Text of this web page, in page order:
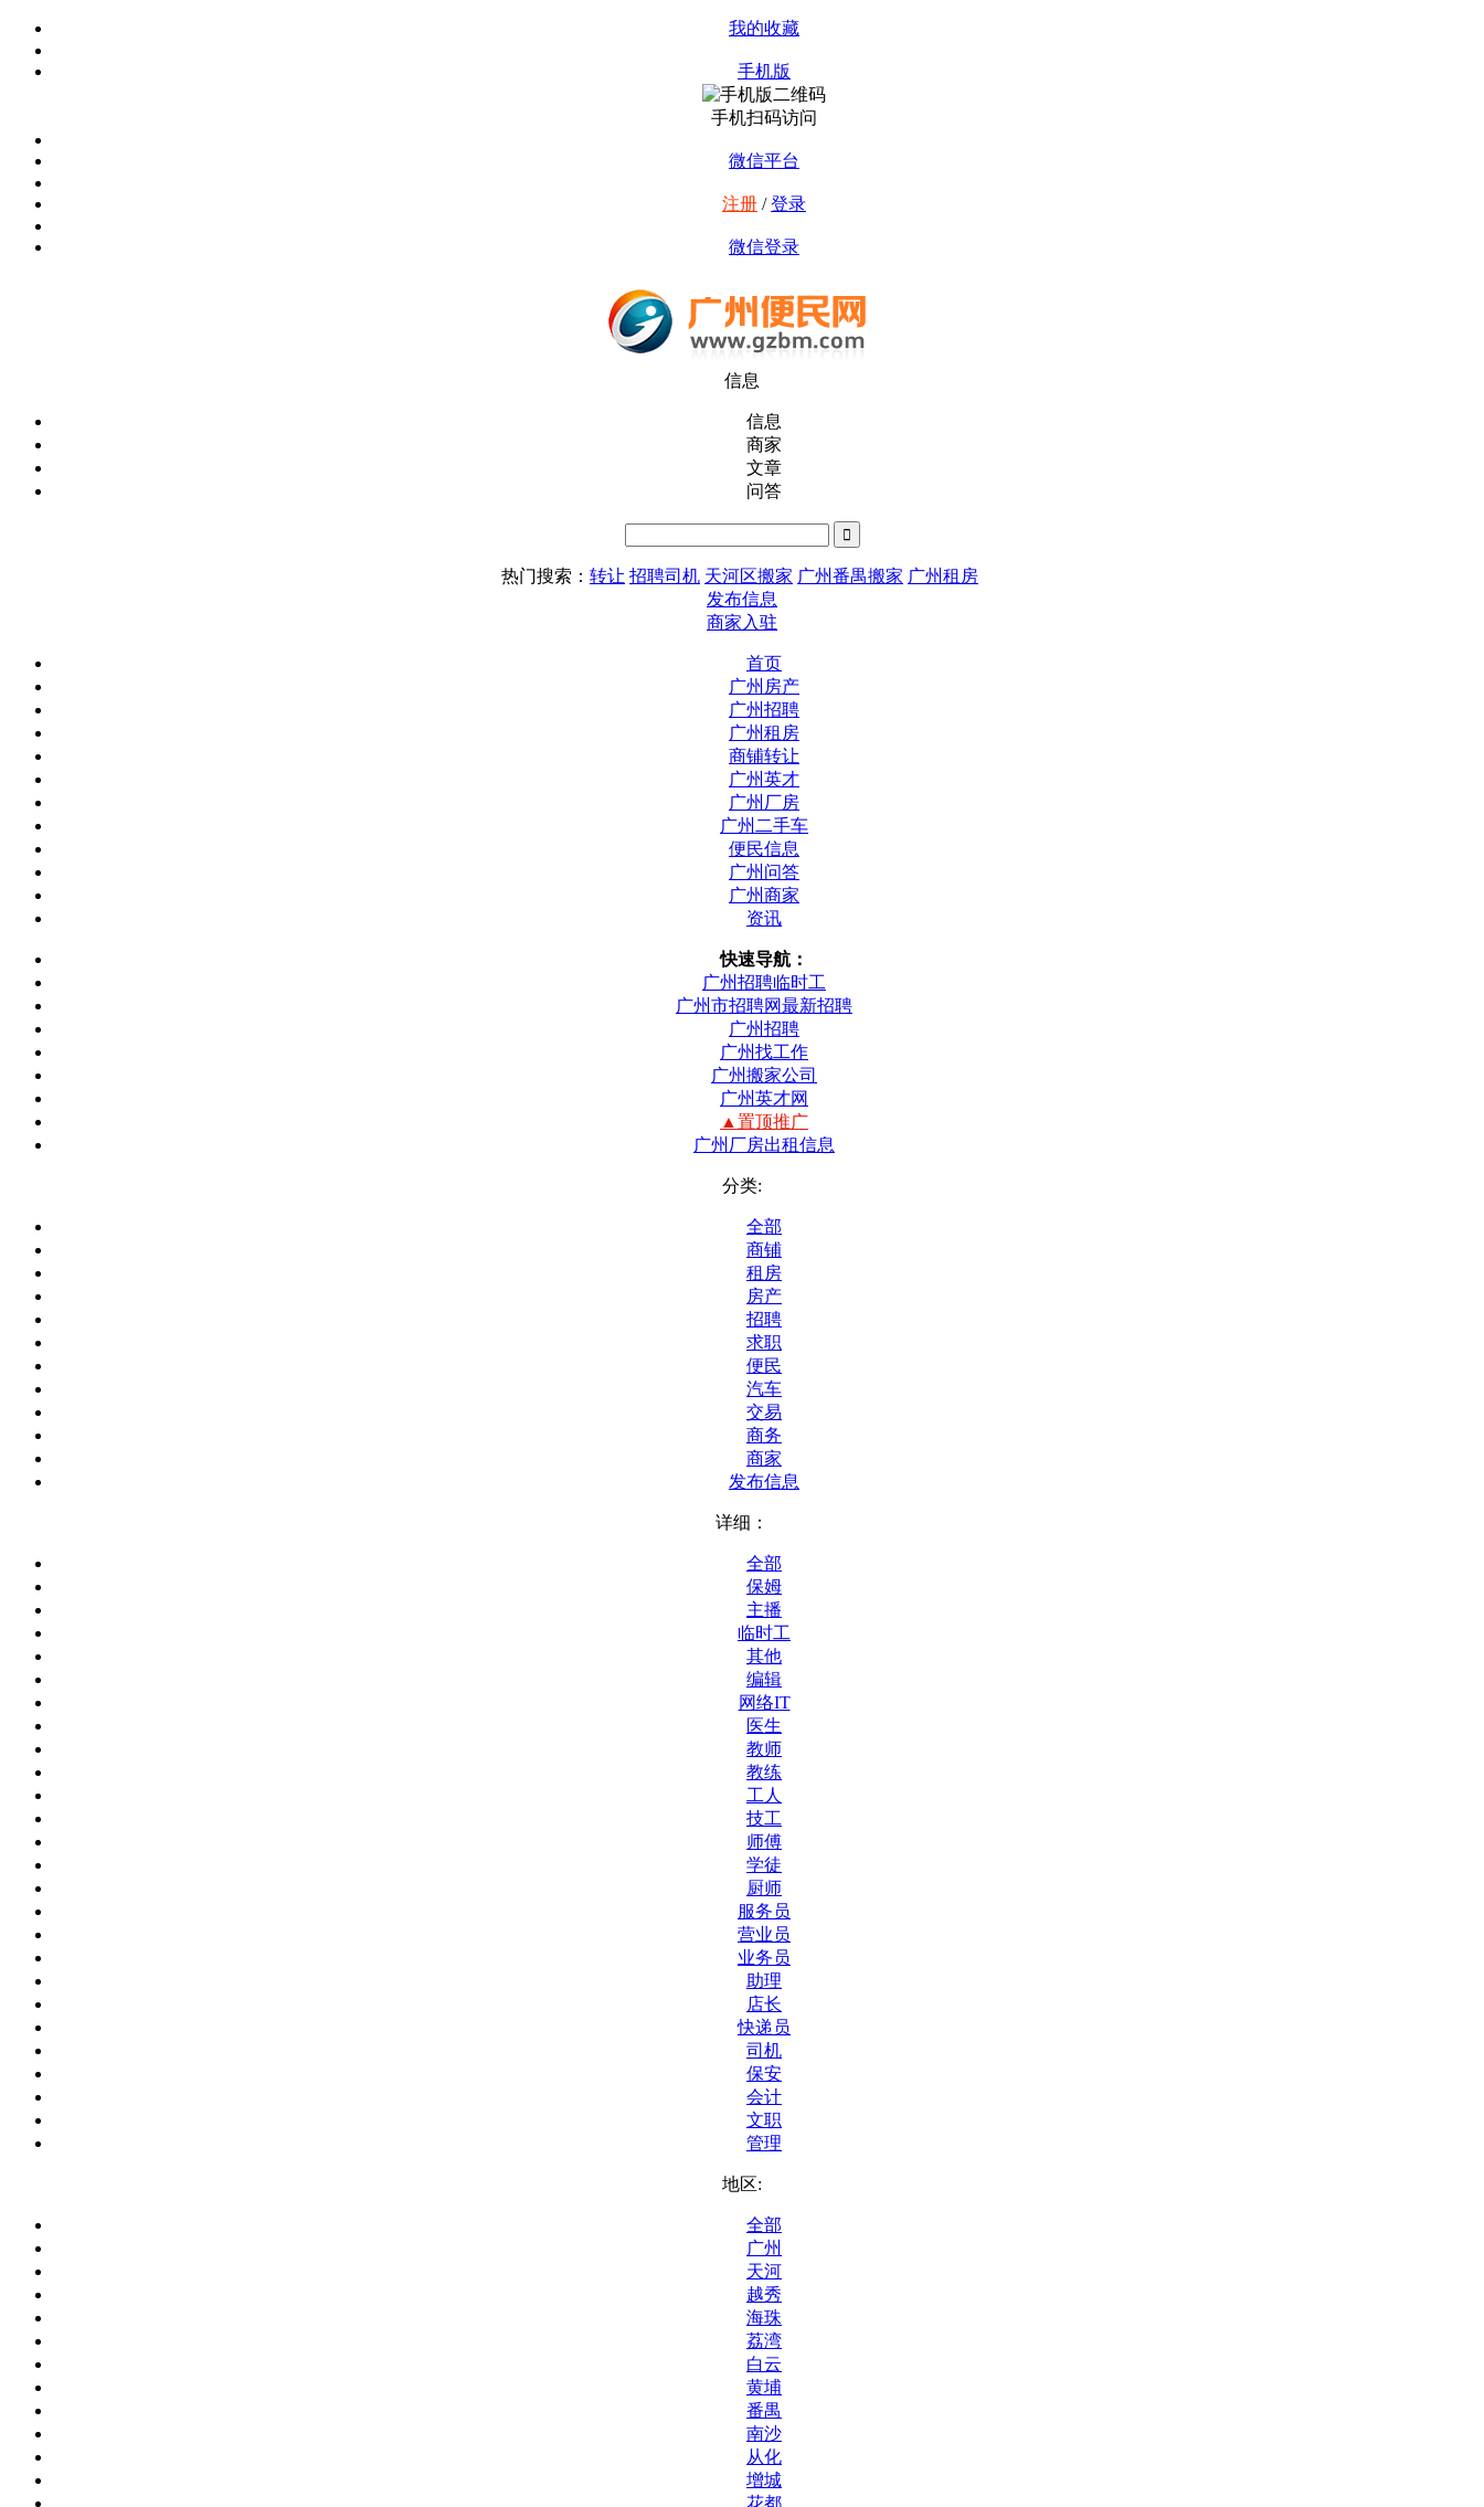
我的收藏
手机版
手机扫码访问
微信平台
注册 /登录
微信登录
信息
信息
商家
文章
问答
热门搜索： 转让 招聘司机 天河区搬家 广州番禺搬家 广州租房
发布信息
商家入驻
首页
广州房产
广州招聘
广州租房
商铺转让
广州英才
广州厂房
广州二手车
便民信息
广州问答
广州商家
资讯
快速导航：
广州招聘临时工
广州市招聘网最新招聘
广州招聘
广州找工作
广州搬家公司
广州英才网
▲置顶推广
广州厂房出租信息
分类:
全部
商铺
租房
房产
招聘
求职
便民
汽车
交易
商务
商家
发布信息
详细：
全部
保姆
主播
临时工
其他
编辑
网络IT
医生
教师
教练
工人
技工
师傅
学徒
厨师
服务员
营业员
业务员
助理
店长
快递员
司机
保安
会计
文职
管理
地区:
全部
广州
天河
越秀
海珠
荔湾
白云
黄埔
番禺
南沙
从化
增城
花都